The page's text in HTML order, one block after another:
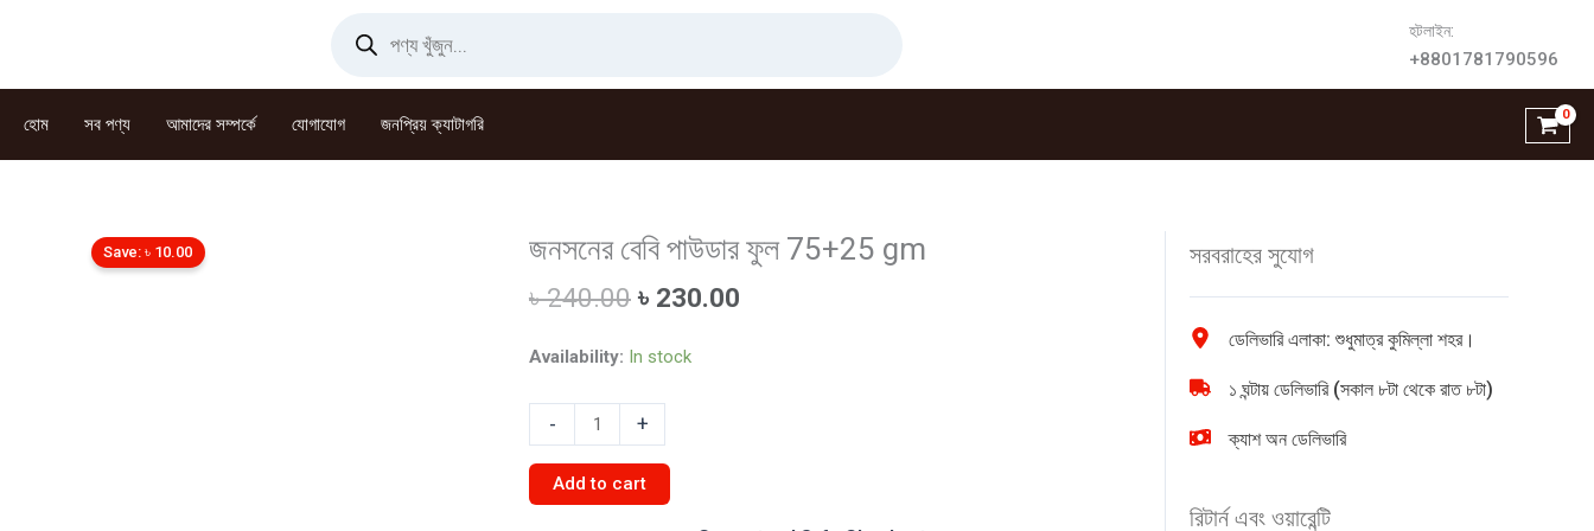
search
হটলাইন:
+8801781790596
হোম সব পণ্য আমাদের সম্পর্কে যোগাযোগ জনপ্রিয় ক্যাটাগরি
জনসনের বেবি পাউডার ফুল 75+25 gm
৳240.00 Original
was:
৳ 230.00
Save:৳ 10.00
Availability: In stock
-
বেবি
পাউডার
ফুল
+
Add to cart
সরবরাহের সুযোগ
ডেলিভারি এলাকা: শুধুমাত্র কুমিল্লা শহর।
১ ঘন্টায় ডেলিভারি (সকাল ৮টা থেকে রাত ৮টা)
ক্যাশ অন ডেলিভারি
রিটার্ন এবং ওয়ারেন্টি